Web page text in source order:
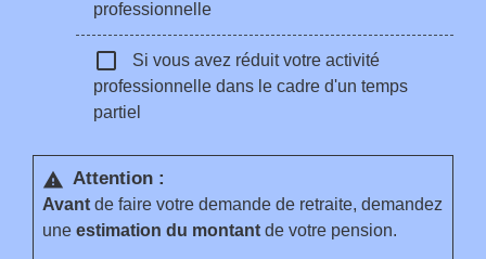
professionnelle
check_box_outline_blank
Si vous avez réduit votre activité
professionnelle dans le cadre d'un temps
partiel
warning Attention :
Avant de faire votre demande de retraite, demandez
une estimation du montant de votre pension.